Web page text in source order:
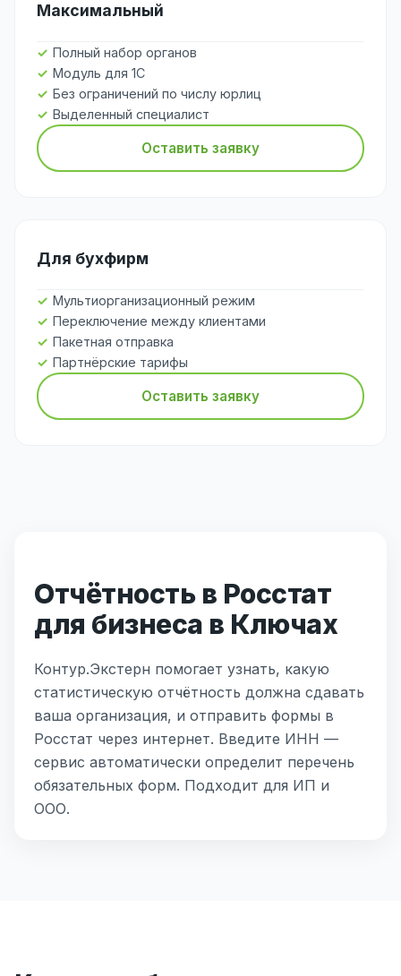
Максимальный
Полный набор органов
Модуль для 1С
Без ограничений по числу юрлиц
Выделенный специалист
Оставить заявку
Для бухфирм
Мультиорганизационный режим
Переключение между клиентами
Пакетная отправка
Партнёрские тарифы
Оставить заявку
Отчётность в Росстат
для бизнеса в Ключах
Контур.Экстерн помогает узнать, какую
статистическую отчётность должна сдавать
ваша организация, и отправить формы в
Росстат через интернет. Введите ИНН —
сервис автоматически определит перечень
обязательных форм. Подходит для ИП и
ООО.